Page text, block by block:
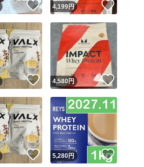
いいね！
4,199円 いいね！
いいね！
4,580円 いいね！
いいね！
5,280円